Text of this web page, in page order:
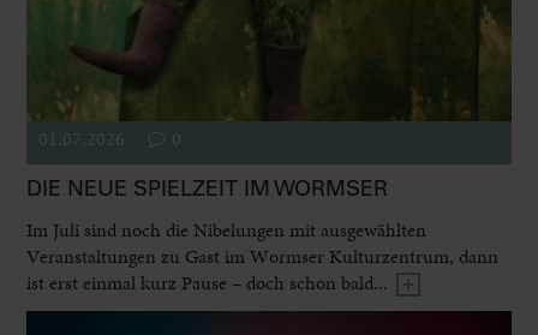
01.07.2026 0
DIE NEUE SPIELZEIT IM WORMSER
Im Juli sind noch die Nibelungen mit ausgewählten
Veranstaltungen zu Gast im Wormser Kulturzentrum, dann
ist erst einmal kurz Pause – doch schon bald...